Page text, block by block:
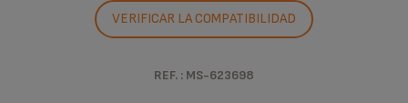
VERIFICAR LA COMPATIBILIDAD
REF. : MS-623698